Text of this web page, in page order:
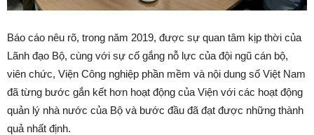
Báo cáo nêu rõ, trong năm 2019, được sự quan tâm kịp thời của
Lãnh đạo Bộ, cùng với sự cố gắng nỗ lực của đội ngũ cán bộ,
viên chức, Viện Công nghiệp phần mềm và nội dung số Việt Nam
đã từng bước gắn kết hơn hoạt động của Viện với các hoạt động
quản lý nhà nước của Bộ và bước đầu đã đạt được những thành
quả nhất định.